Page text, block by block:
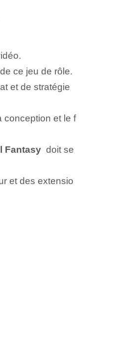
ce jeu de rôle.
et de stratégie
et le f
Fantasy‌ doit se
et des extensio